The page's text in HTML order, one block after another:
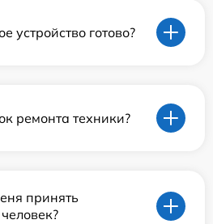
устройство готово?
ремонта техники?
принять